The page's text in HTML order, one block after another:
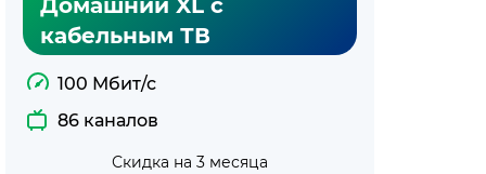
Домашний XL с
кабельным ТВ
100 Мбит/с
86 каналов
Скидка на 3 месяца